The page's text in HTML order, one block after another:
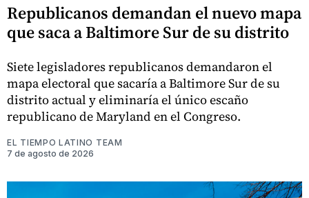
Republicanos demandan el nuevo mapa
que saca a Baltimore Sur de su distrito
Siete legisladores republicanos demandaron el
mapa electoral que sacaría a Baltimore Sur de su
distrito actual y eliminaría el único escaño
republicano de Maryland en el Congreso.
EL TIEMPO LATINO TEAM
7 de agosto de 2026